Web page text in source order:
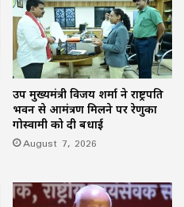
उप मुख्यमंत्री विजय शर्मा ने राष्ट्रपति
भवन से आमंत्रण मिलने पर रेणुका
गोस्वामी को दी बधाई
August 7, 2026